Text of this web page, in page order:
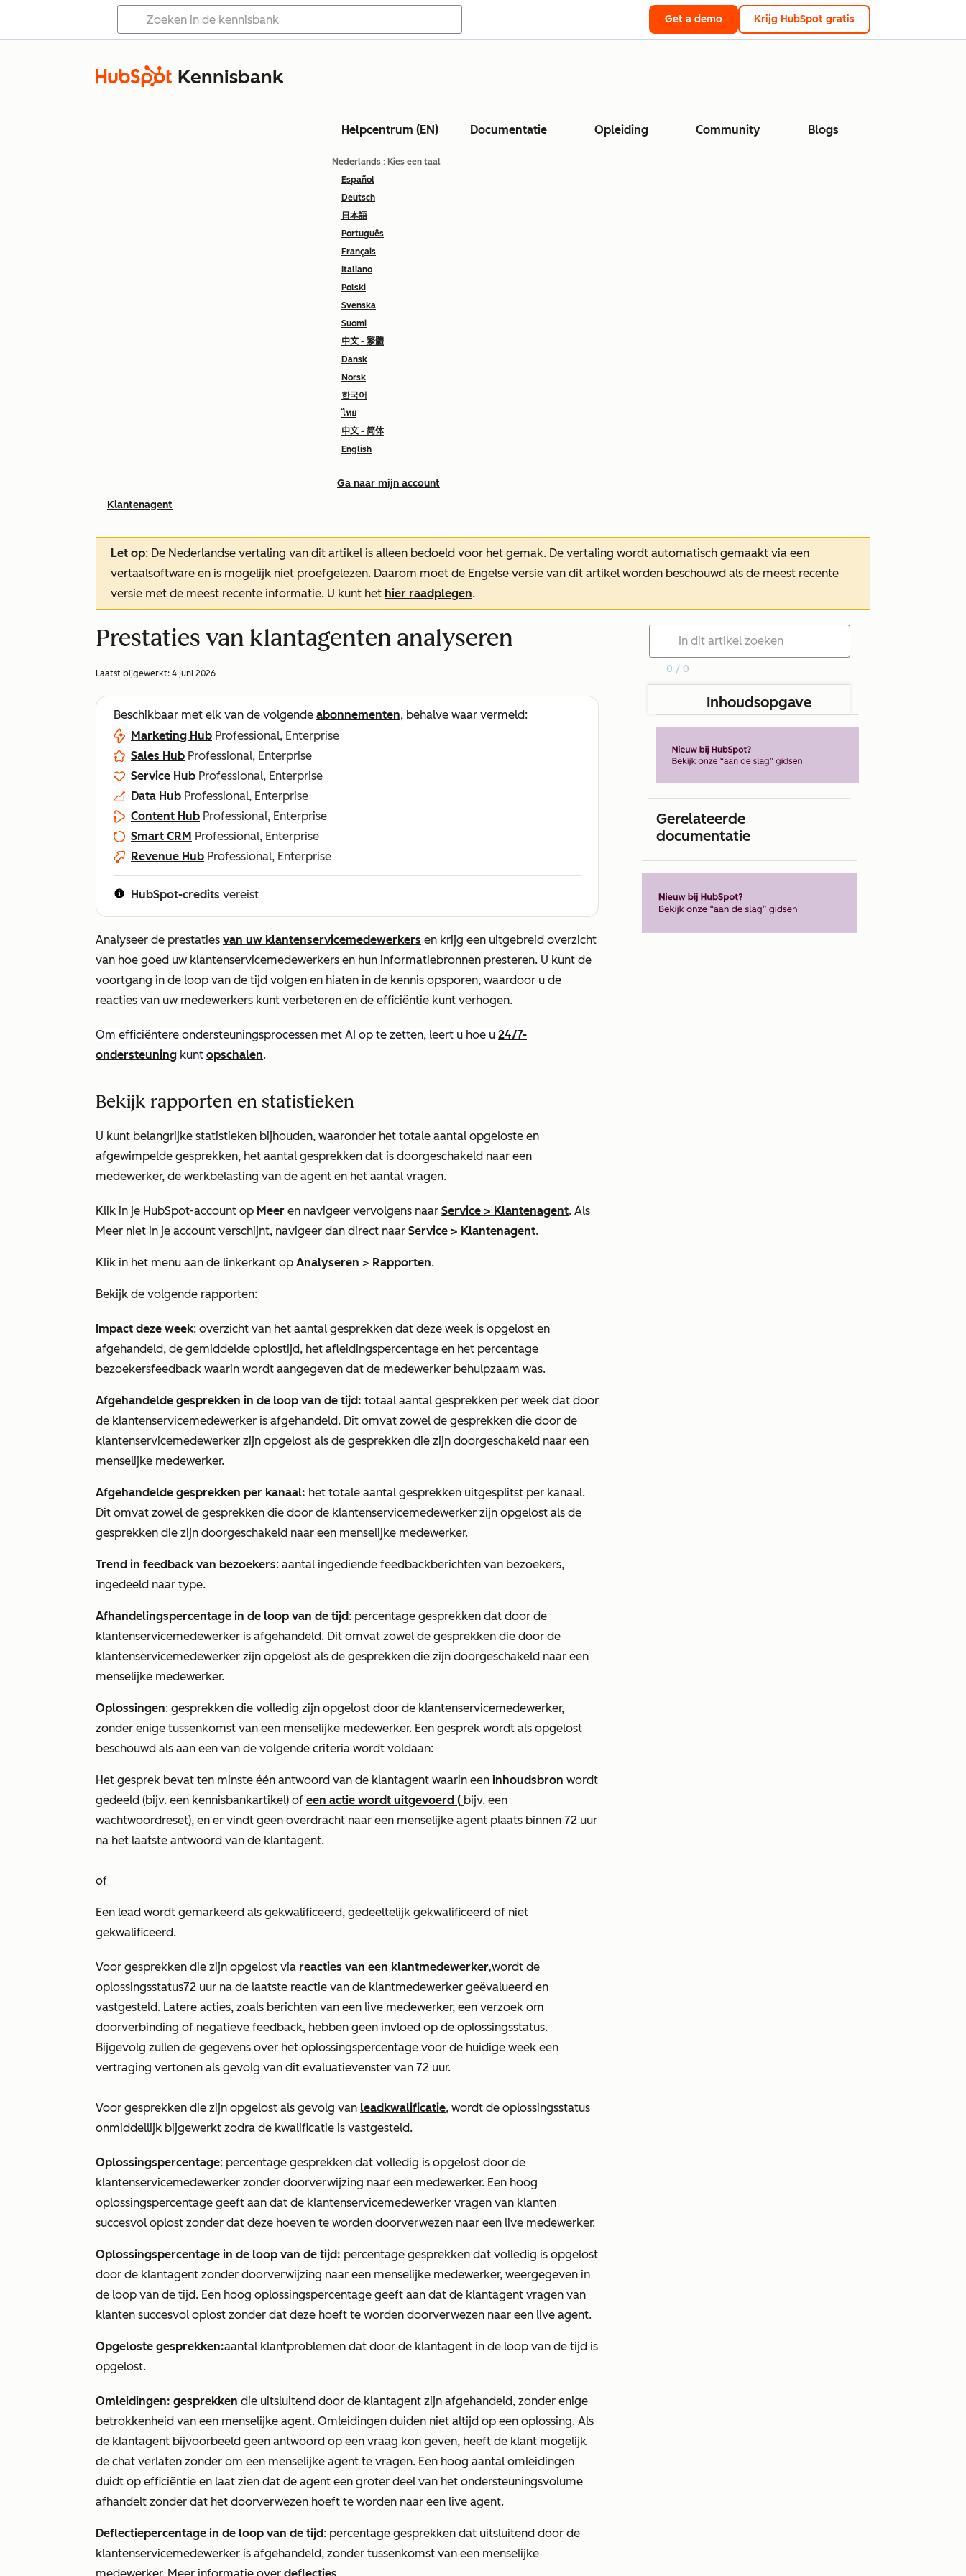
Get a demo Krijg HubSpot gratis
Kennisbank
Helpcentrum (EN) Documentatie Opleiding Community Blogs
Nederlands : Kies een taal
Español
Deutsch
日本語
Português
Français
Italiano
Polski
Svenska
Suomi
中文 - 繁體
Dansk
Norsk
한국어
ไทย
中文 - 简体
English
Ga naar mijn account
Klantenagent
Let op: De Nederlandse vertaling van dit artikel is alleen bedoeld voor het gemak. De vertaling wordt automatisch gemaakt via een
vertaalsoftware en is mogelijk niet proefgelezen. Daarom moet de Engelse versie van dit artikel worden beschouwd als de meest recente
versie met de meest recente informatie. U kunt het hier raadplegen.
Prestaties van klantagenten analyseren
Laatst bijgewerkt: 4 juni 2026
Beschikbaar met elk van de volgende abonnementen, behalve waar vermeld:
Marketing Hub Professional, Enterprise
Sales Hub Professional, Enterprise
Service Hub Professional, Enterprise
Data Hub Professional, Enterprise
Content Hub Professional, Enterprise
Smart CRM Professional, Enterprise
Revenue Hub Professional, Enterprise
HubSpot-credits vereist
Analyseer de prestaties van uw klantenservicemedewerkers en krijg een uitgebreid overzicht
van hoe goed uw klantenservicemedewerkers en hun informatiebronnen presteren. U kunt de
voortgang in de loop van de tijd volgen en hiaten in de kennis opsporen, waardoor u de
reacties van uw medewerkers kunt verbeteren en de efficiëntie kunt verhogen.
Om efficiëntere ondersteuningsprocessen met AI op te zetten, leert u hoe u 24/7-
ondersteuning kunt opschalen.
Bekijk rapporten en statistieken
U kunt belangrijke statistieken bijhouden, waaronder het totale aantal opgeloste en
afgewimpelde gesprekken, het aantal gesprekken dat is doorgeschakeld naar een
medewerker, de werkbelasting van de agent en het aantal vragen.
Klik in je HubSpot-account op Meer en navigeer vervolgens naar Service > Klantenagent. Als
Meer niet in je account verschijnt, navigeer dan direct naar Service > Klantenagent.
Klik in het menu aan de linkerkant op Analyseren > Rapporten.
Bekijk de volgende rapporten:
Impact deze week: overzicht van het aantal gesprekken dat deze week is opgelost en
afgehandeld, de gemiddelde oplostijd, het afleidingspercentage en het percentage
bezoekersfeedback waarin wordt aangegeven dat de medewerker behulpzaam was.
Afgehandelde gesprekken in de loop van de tijd: totaal aantal gesprekken per week dat door
de klantenservicemedewerker is afgehandeld. Dit omvat zowel de gesprekken die door de
klantenservicemedewerker zijn opgelost als de gesprekken die zijn doorgeschakeld naar een
menselijke medewerker.
Afgehandelde gesprekken per kanaal: het totale aantal gesprekken uitgesplitst per kanaal.
Dit omvat zowel de gesprekken die door de klantenservicemedewerker zijn opgelost als de
gesprekken die zijn doorgeschakeld naar een menselijke medewerker.
Trend in feedback van bezoekers: aantal ingediende feedbackberichten van bezoekers,
ingedeeld naar type.
Afhandelingspercentage in de loop van de tijd: percentage gesprekken dat door de
klantenservicemedewerker is afgehandeld. Dit omvat zowel de gesprekken die door de
klantenservicemedewerker zijn opgelost als de gesprekken die zijn doorgeschakeld naar een
menselijke medewerker.
Oplossingen: gesprekken die volledig zijn opgelost door de klantenservicemedewerker,
zonder enige tussenkomst van een menselijke medewerker. Een gesprek wordt als opgelost
beschouwd als aan een van de volgende criteria wordt voldaan:
Het gesprek bevat ten minste één antwoord van de klantagent waarin een inhoudsbron wordt
gedeeld (bijv. een kennisbankartikel) of een actie wordt uitgevoerd ( bijv. een
wachtwoordreset), en er vindt geen overdracht naar een menselijke agent plaats binnen 72 uur
na het laatste antwoord van de klantagent.
of
Een lead wordt gemarkeerd als gekwalificeerd, gedeeltelijk gekwalificeerd of niet
gekwalificeerd.
Voor gesprekken die zijn opgelost via reacties van een klantmedewerker,wordt de
oplossingsstatus72 uur na de laatste reactie van de klantmedewerker geëvalueerd en
vastgesteld. Latere acties, zoals berichten van een live medewerker, een verzoek om
doorverbinding of negatieve feedback, hebben geen invloed op de oplossingsstatus.
Bijgevolg zullen de gegevens over het oplossingspercentage voor de huidige week een
vertraging vertonen als gevolg van dit evaluatievenster van 72 uur.
Voor gesprekken die zijn opgelost als gevolg van leadkwalificatie, wordt de oplossingsstatus
onmiddellijk bijgewerkt zodra de kwalificatie is vastgesteld.
Oplossingspercentage: percentage gesprekken dat volledig is opgelost door de
klantenservicemedewerker zonder doorverwijzing naar een medewerker. Een hoog
oplossingspercentage geeft aan dat de klantenservicemedewerker vragen van klanten
succesvol oplost zonder dat deze hoeven te worden doorverwezen naar een live medewerker.
Oplossingspercentage in de loop van de tijd: percentage gesprekken dat volledig is opgelost
door de klantagent zonder doorverwijzing naar een menselijke medewerker, weergegeven in
de loop van de tijd. Een hoog oplossingspercentage geeft aan dat de klantagent vragen van
klanten succesvol oplost zonder dat deze hoeft te worden doorverwezen naar een live agent.
Opgeloste gesprekken:aantal klantproblemen dat door de klantagent in de loop van de tijd is
opgelost.
Omleidingen: gesprekken die uitsluitend door de klantagent zijn afgehandeld, zonder enige
betrokkenheid van een menselijke agent. Omleidingen duiden niet altijd op een oplossing. Als
de klantagent bijvoorbeeld geen antwoord op een vraag kon geven, heeft de klant mogelijk
de chat verlaten zonder om een menselijke agent te vragen. Een hoog aantal omleidingen
duidt op efficiëntie en laat zien dat de agent een groter deel van het ondersteuningsvolume
afhandelt zonder dat het doorverwezen hoeft te worden naar een live agent.
Deflectiepercentage in de loop van de tijd: percentage gesprekken dat uitsluitend door de
klantenservicemedewerker is afgehandeld, zonder tussenkomst van een menselijke
0 / 0
Inhoudsopgave
Gerelateerde
documentatie